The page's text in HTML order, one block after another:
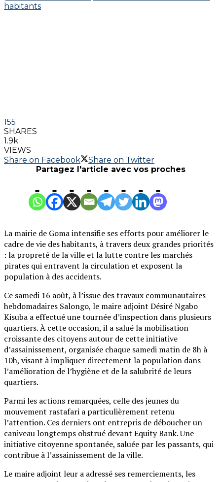
155
SHARES
1.9k
VIEWS
Share on Facebook
Share on Twitter
Partagez l'article avec vos proches
La mairie de Goma intensifie ses efforts pour améliorer le
cadre de vie des habitants, à travers deux grandes priorités
: la propreté de la ville et la lutte contre les marchés
pirates qui entravent la circulation et exposent la
population à des accidents.
Ce samedi 16 août, à l’issue des travaux communautaires
hebdomadaires Salongo, le maire adjoint Désiré Ngabo
Kisuba a effectué une tournée d’inspection dans plusieurs
quartiers. À cette occasion, il a salué la mobilisation
croissante des citoyens autour de cette initiative
d’assainissement, organisée chaque samedi matin de 8h à
10h, visant à impliquer directement la population dans
l’amélioration de l’hygiène et de la salubrité de leurs
quartiers.
Parmi les actions remarquées, celle des jeunes du
mouvement rastafari a particulièrement retenu
l’attention. Ces derniers ont entrepris de déboucher un
caniveau longtemps obstrué devant Equity Bank. Une
initiative citoyenne spontanée, saluée par les passants, qui
contribue à l’assainissement de la ville.
Le maire adjoint leur a adressé ses remerciements, les